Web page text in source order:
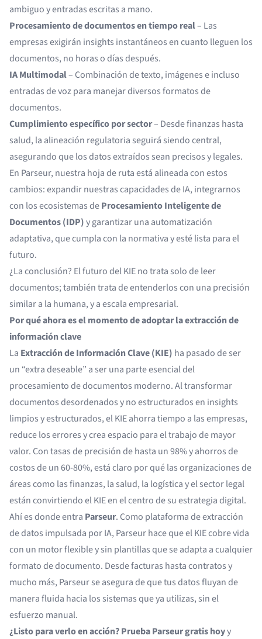
ambiguo y entradas escritas a mano.
Procesamiento de documentos en tiempo real– Las
empresas exigirán insights instantáneos en cuanto lleguen los
documentos, no horas o días después.
IA Multimodal– Combinación de texto, imágenes e incluso
entradas de voz para manejar diversos formatos de
documentos.
Cumplimiento específico por sector– Desde finanzas hasta
salud, la alineación regulatoria seguirá siendo central,
asegurando que los datos extraídos sean precisos y legales.
En Parseur, nuestra hoja de ruta está alineada con estos
cambios: expandir nuestras capacidades de IA, integrarnos
con los ecosistemas deProcesamiento Inteligente de
Documentos (IDP)y garantizar una automatización
adaptativa, que cumpla con la normativa y esté lista para el
futuro.
¿La conclusión? El futuro del KIE no trata solo de leer
documentos; también trata de entenderlos con una precisión
similar a la humana, y a escala empresarial.
Por qué ahora es el momento de adoptar la extracción de
información clave
La Extracción de Información Clave (KIE) ha pasado de ser
un “extra deseable” a ser una parte esencial del
procesamiento de documentos moderno. Al transformar
documentos desordenados y no estructurados en insights
limpios y estructurados, el KIE ahorra tiempo a las empresas,
reduce los errores y crea espacio para el trabajo de mayor
valor. Con tasas de precisión de hasta un 98% y ahorros de
costos de un 60-80%, está claro por qué las organizaciones de
áreas como las finanzas, la salud, la logística y el sector legal
están convirtiendo el KIE en el centro de su estrategia digital.
Ahí es donde entra Parseur. Como plataforma de extracción
de datos impulsada por IA, Parseur hace que el KIE cobre vida
con un motor flexible y sin plantillas que se adapta a cualquier
formato de documento. Desde facturas hasta contratos y
mucho más, Parseur se asegura de que tus datos fluyan de
manera fluida hacia los sistemas que ya utilizas, sin el
esfuerzo manual.
¿Listo para verlo en acción?Prueba Parseur gratis hoyy